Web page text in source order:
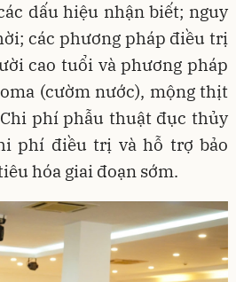
dấu hiệu nhận biết; nguy
các phương pháp điều trị
cao tuổi và phương pháp
(cườm nước), mộng thịt
phí phẫu thuật đục thủy
phí điều trị và hỗ trợ bảo
hóa giai đoạn sớm.